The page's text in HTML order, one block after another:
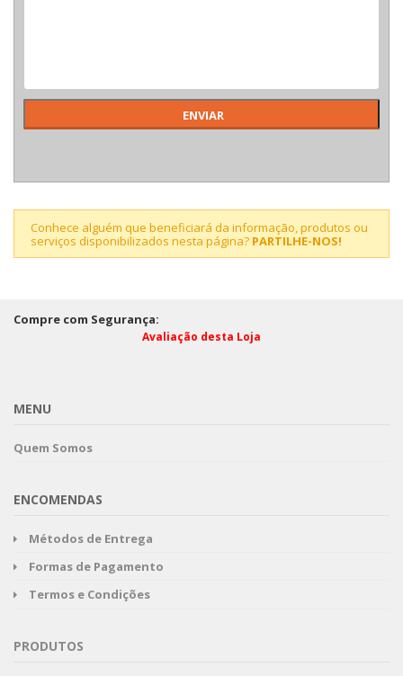
Conhece alguém que beneficiará da informação, produtos ou
serviços disponibilizados nesta página? PARTILHE-NOS!
Compre com Segurança:
Avaliação desta Loja
MENU
Quem Somos
ENCOMENDAS
Métodos de Entrega
Formas de Pagamento
Termos e Condições
PRODUTOS